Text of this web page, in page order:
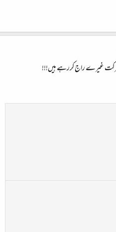
غیرے راج کررہے ہیں!!!